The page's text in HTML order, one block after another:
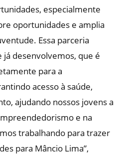
especialmente
oportunidades e amplia
Essa parceria
desenvolvemos, que é
para a
acesso à saúde,
ajudando nossos jovens a
e na
trabalhando para trazer
para Mâncio Lima”,